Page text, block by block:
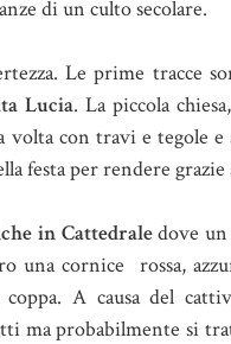
di un culto secolare.
Le prime tracce
Lucia. La piccola
con travi e tegole e
festa per rendere grazie
in Cattedraledove un
una cornice rossa,
A causa del
ma probabilmente si